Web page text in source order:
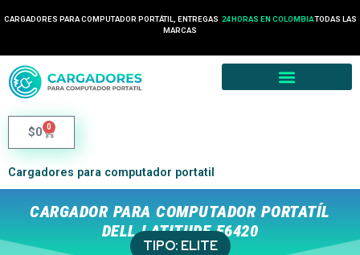
CARGADORES PARA COMPUTADOR PORTÁTIL, ENTREGAS 24 HORAS EN COLOMBIATODAS LAS
MARCAS
$0 0
Cargadores para computador portatil
CARGADOR PARA COMPUTADOR PORTATÍL
DELL LATITUDE E6420
TIPO: ELITE